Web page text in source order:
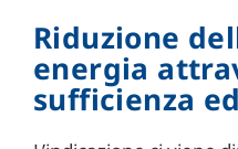
Riduzione
energia
sufficienza